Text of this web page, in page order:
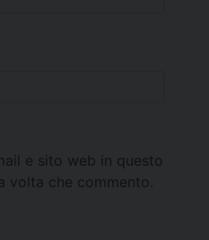
e sito web in questo
volta che commento.